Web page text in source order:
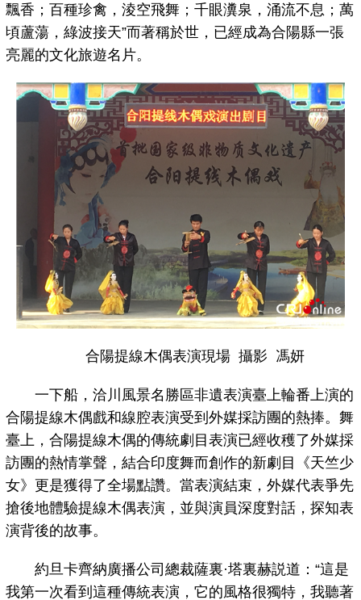
飄香；百種珍禽，淩空飛舞；千眼瀵泉，涌流不息；萬
頃蘆蕩，綠波接天”而著稱於世，已經成為合陽縣一張
亮麗的文化旅遊名片。
合陽提線木偶表演現場 攝影 馮妍
一下船，洽川風景名勝區非遺表演臺上輪番上演的
合陽提線木偶戲和線腔表演受到外媒採訪團的熱捧。舞
臺上，合陽提線木偶的傳統劇目表演已經收穫了外媒採
訪團的熱情掌聲，結合印度舞而創作的新劇目《天竺少
女》更是獲得了全場點讚。當表演結束，外媒代表爭先
搶後地體驗提線木偶表演，並與演員深度對話，探知表
演背後的故事。
約旦卡齊納廣播公司總裁薩裏·塔裏赫説道：“這是
我第一次看到這種傳統表演，它的風格很獨特，我聽著